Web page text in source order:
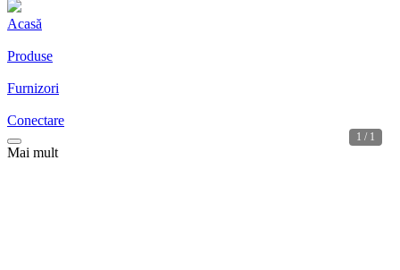
1 / 1
Acasă
Produse
Furnizori
Conectare
Mai mult